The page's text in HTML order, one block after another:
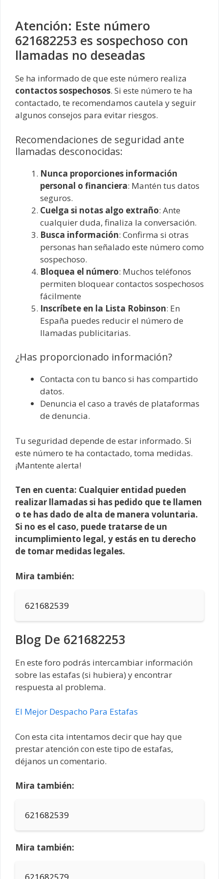
Atención: Este número
621682253 es sospechoso con
llamadas no deseadas
Se ha informado de que este número realiza
contactos sospechosos. Si este número te ha
contactado, te recomendamos cautela y seguir
algunos consejos para evitar riesgos.
Recomendaciones de seguridad ante
llamadas desconocidas:
Nunca proporciones información
personal o financiera: Mantén tus datos
seguros.
Cuelga si notas algo extraño: Ante
cualquier duda, finaliza la conversación.
Busca información: Confirma si otras
personas han señalado este número como
sospechoso.
Bloquea el número: Muchos teléfonos
permiten bloquear contactos sospechosos
fácilmente
Inscríbete en la Lista Robinson: En
España puedes reducir el número de
llamadas publicitarias.
¿Has proporcionado información?
Contacta con tu banco si has compartido
datos.
Denuncia el caso a través de plataformas
de denuncia.
Tu seguridad depende de estar informado. Si
este número te ha contactado, toma medidas.
¡Mantente alerta!
Ten en cuenta: Cualquier entidad pueden
realizar llamadas si has pedido que te llamen
o te has dado de alta de manera voluntaria.
Si no es el caso, puede tratarse de un
incumplimiento legal, y estás en tu derecho
de tomar medidas legales.
Mira también:
621682539
Blog De 621682253
En este foro podrás intercambiar información
sobre las estafas (si hubiera) y encontrar
respuesta al problema.
El Mejor Despacho Para Estafas
Con esta cita intentamos decir que hay que
prestar atención con este tipo de estafas,
déjanos un comentario.
Mira también:
621682539
Mira también: